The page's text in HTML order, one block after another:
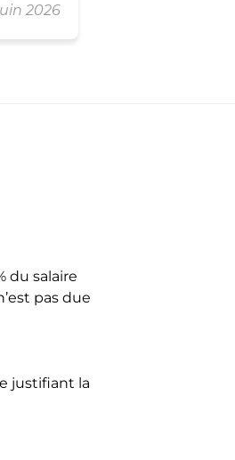
2026
du salaire
pas due
justifiant la